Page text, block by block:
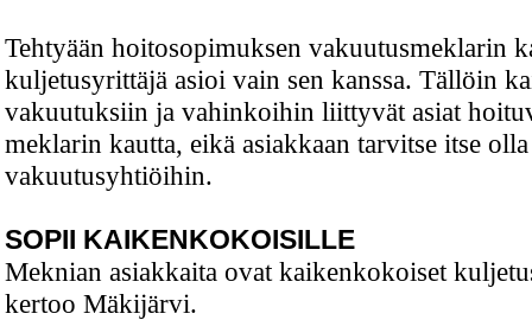
Tehtyään hoitosopimuksen vakuutusmeklarin
kuljetusyrittäjä asioi vain sen kanssa. Tällöin
vakuutuksiin ja vahinkoihin liittyvät asiat
meklarin kautta, eikä asiakkaan tarvitse itse
vakuutusyhtiöihin.
SOPII KAIKENKOKOISILLE
Meknian asiakkaita ovat kaikenkokoiset
kertoo Mäkijärvi.